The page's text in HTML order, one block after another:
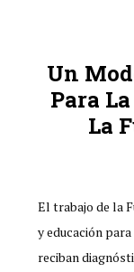
Un
Para
La
El trabajo de la
y educación
reciban